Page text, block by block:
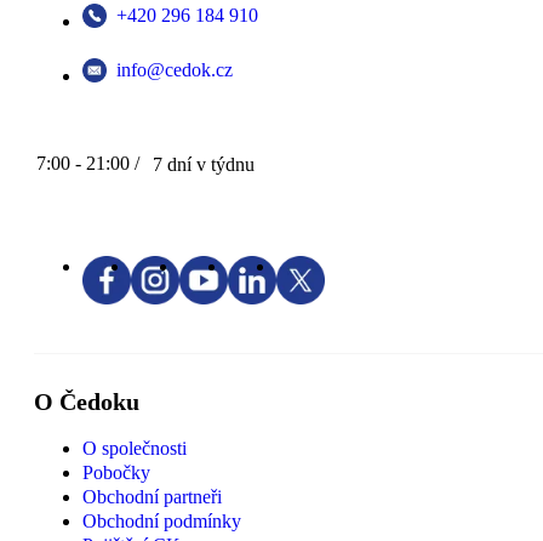
+420 296 184 910
info@cedok.cz
7:00 - 21:00 / 7 dní v týdnu
O Čedoku
O společnosti
Pobočky
Obchodní partneři
Obchodní podmínky